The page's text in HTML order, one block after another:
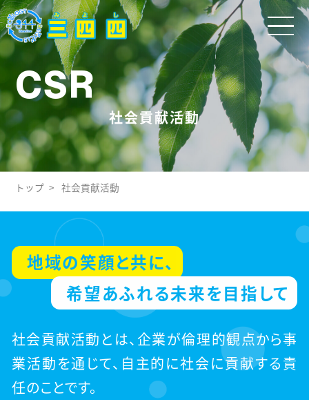
CSR
社会貢献活動
トップ 社会貢献活動
地域の笑顔と共に、
希望あふれる未来を目指して
社会貢献活動とは、企業が倫理的観点から事
業活動を通じて、自主的に社会に貢献する責
任のことです。